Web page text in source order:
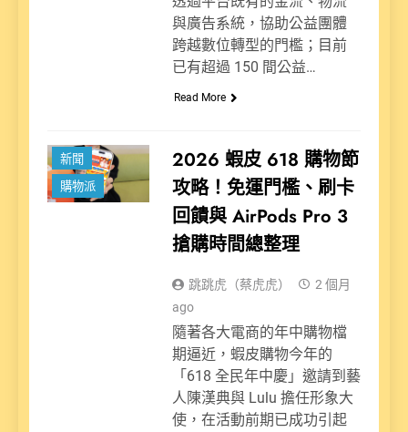
與廣告系統，協助公益團體
跨越數位轉型的門檻；目前
已有超過 150 間公益…
Read More
新聞
購物派
2026 蝦皮 618 購物節
攻略！免運門檻、刷卡
回饋與 AirPods Pro 3
搶購時間總整理
跳跳虎（蔡虎虎）
2 個月
ago
隨著各大電商的年中購物檔
期逼近，蝦皮購物今年的
「618 全民年中慶」邀請到藝
人陳漢典與 Lulu 擔任形象大
使，在活動前期已成功引起